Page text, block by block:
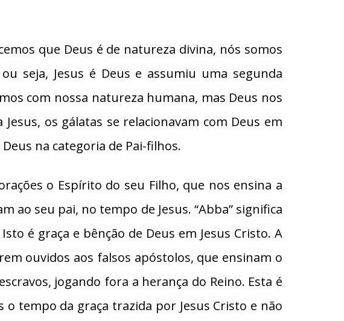
que Deus é de natureza divina, nós somos
seja, Jesus é Deus e assumiu uma segunda
com nossa natureza humana, mas Deus nos
os gálatas se relacionavam com Deus em
na categoria de Pai-filhos.
o Espírito do seu Filho, que nos ensina a
ao seu pai, no tempo de Jesus. “Abba” significa
é graça e bênção de Deus em Jesus Cristo. A
ouvidos aos falsos apóstolos, que ensinam o
jogando fora a herança do Reino. Esta é
tempo da graça trazida por Jesus Cristo e não